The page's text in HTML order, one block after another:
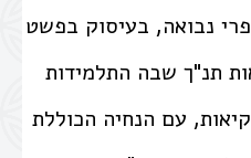
נבואה, בעיסוק בפשט
תנ"ך שבה התלמידות
עם הנחיה הכוללת